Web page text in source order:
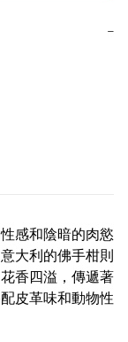
−
感和陰暗的肉慾
大利的佛手柑則
香四溢，傳遞著
皮革味和動物性